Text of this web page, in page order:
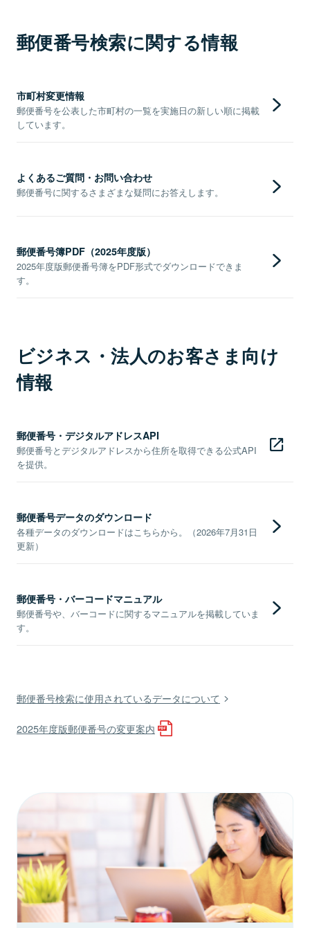
郵便番号検索に関する情報
市町村変更情報
郵便番号を公表した市町村の一覧を実施日の新しい順に掲載
しています。
よくあるご質問・お問い合わせ
郵便番号に関するさまざまな疑問にお答えします。
郵便番号簿PDF（2025年度版）
2025年度版郵便番号簿をPDF形式でダウンロードできま
す。
ビジネス・法人のお客さま向け
情報
郵便番号・デジタルアドレスAPI
郵便番号とデジタルアドレスから住所を取得できる公式API
を提供。
郵便番号データのダウンロード
各種データのダウンロードはこちらから。（2026年7月31日
更新）
郵便番号・バーコードマニュアル
郵便番号や、バーコードに関するマニュアルを掲載していま
す。
郵便番号検索に使用されているデータについて
2025年度版郵便番号の変更案内